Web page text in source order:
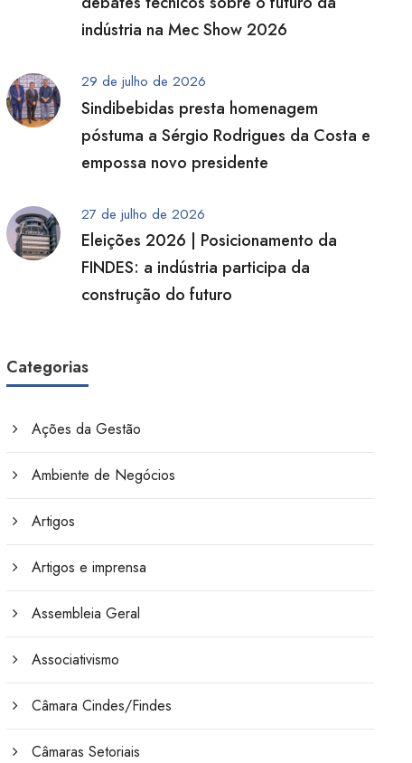
indústria na Mec Show 2026
29 de julho de 2026
Sindibebidas presta homenagem
póstuma a Sérgio Rodrigues da Costa e
empossa novo presidente
27 de julho de 2026
Eleições 2026 | Posicionamento da
FINDES: a indústria participa da
construção do futuro
Categorias
Ações da Gestão
Ambiente de Negócios
Artigos
Artigos e imprensa
Assembleia Geral
Associativismo
Câmara Cindes/Findes
Câmaras Setoriais